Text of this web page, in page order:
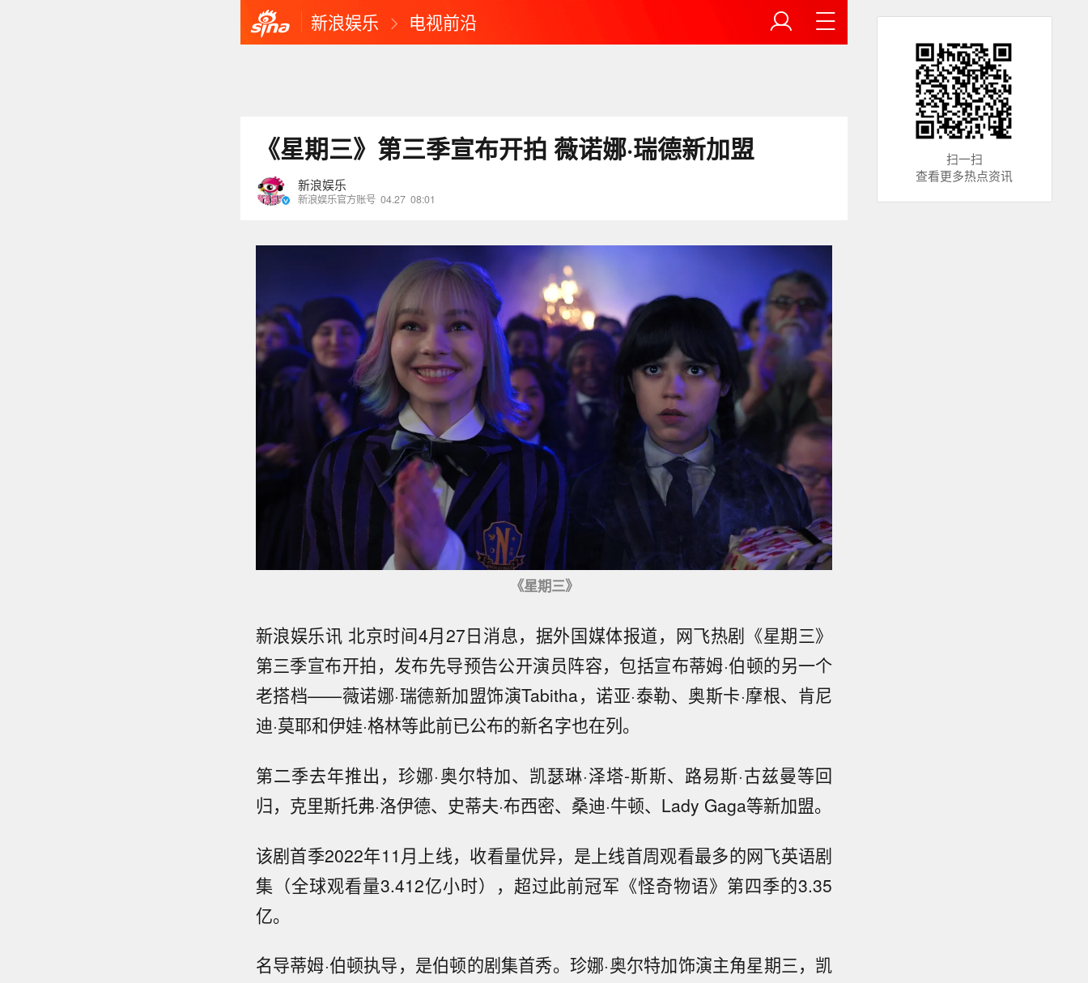
新浪娱乐 电视前沿
《星期三》第三季宣布开拍 薇诺娜·瑞德新加盟
新浪娱乐
新浪娱乐官方账号 04.27 08:01
《星期三》
新浪娱乐讯 北京时间4月27日消息，据外国媒体报道，网飞热剧《星期三》
第三季宣布开拍，发布先导预告公开演员阵容，包括宣布蒂姆·伯顿的另一个
老搭档——薇诺娜·瑞德新加盟饰演Tabitha，诺亚·泰勒、奥斯卡·摩根、肯尼
迪·莫耶和伊娃·格林等此前已公布的新名字也在列。
第二季去年推出，珍娜·奥尔特加、凯瑟琳·泽塔-斯斯、路易斯·古兹曼等回
归，克里斯托弗·洛伊德、史蒂夫·布西密、桑迪·牛顿、Lady Gaga等新加盟。
该剧首季2022年11月上线，收看量优异，是上线首周观看最多的网飞英语剧
集（全球观看量3.412亿小时），超过此前冠军《怪奇物语》第四季的3.35
亿。
名导蒂姆·伯顿执导，是伯顿的剧集首秀。珍娜·奥尔特加饰演主角星期三，凯
扫一扫
查看更多热点资讯